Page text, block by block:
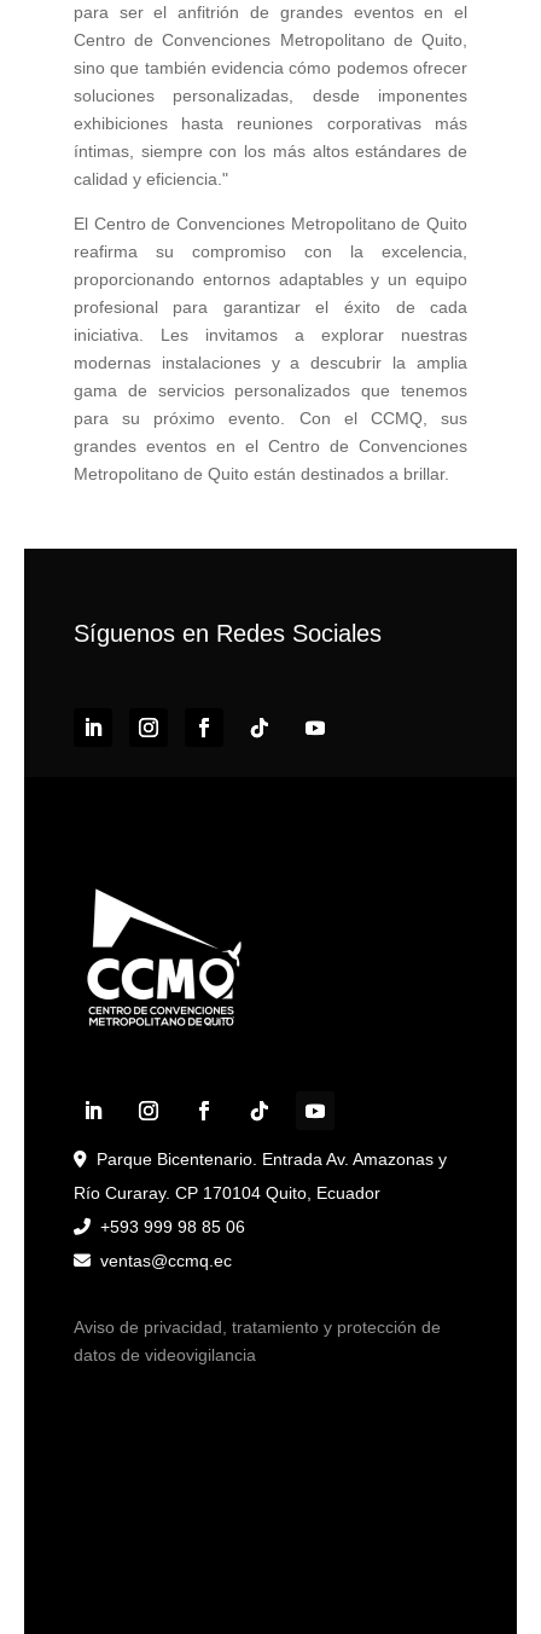
para ser el anfitrión de grandes eventos en el
Centro de Convenciones Metropolitano de Quito,
sino que también evidencia cómo podemos ofrecer
soluciones personalizadas, desde imponentes
exhibiciones hasta reuniones corporativas más
íntimas, siempre con los más altos estándares de
calidad y eficiencia."
El Centro de Convenciones Metropolitano de Quito
reafirma su compromiso con la excelencia,
proporcionando entornos adaptables y un equipo
profesional para garantizar el éxito de cada
iniciativa. Les invitamos a explorar nuestras
modernas instalaciones y a descubrir la amplia
gama de servicios personalizados que tenemos
para su próximo evento. Con el CCMQ, sus
grandes eventos en el Centro de Convenciones
Metropolitano de Quito están destinados a brillar.
Síguenos en Redes Sociales
Parque Bicentenario. Entrada Av. Amazonas y
Río Curaray. CP 170104 Quito, Ecuador
+593 999 98 85 06
ventas@ccmq.ec
Aviso de privacidad, tratamiento y protección de
datos de videovigilancia